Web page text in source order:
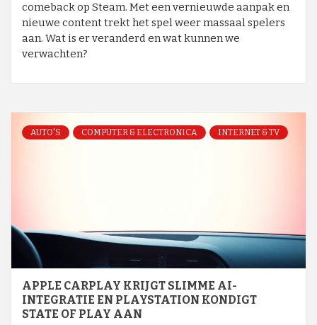
comeback op Steam. Met een vernieuwde aanpak en
nieuwe content trekt het spel weer massaal spelers
aan. Wat is er veranderd en wat kunnen we
verwachten?
AUTO'S COMPUTER & ELECTRONICA INTERNET & TV
APPLE CARPLAY KRIJGT SLIMME AI-
INTEGRATIE EN PLAYSTATION KONDIGT
STATE OF PLAY AAN